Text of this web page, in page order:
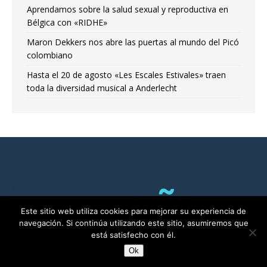
Aprendamos sobre la salud sexual y reproductiva en
Bélgica con «RIDHE»
Maron Dekkers nos abre las puertas al mundo del Picó
colombiano
Hasta el 20 de agosto «Les Escales Estivales» traen
toda la diversidad musical a Anderlecht
RADIO ALMA©2011-2025 | Bruselas con Ñ por ALMA asbl
Este sitio web utiliza cookies para mejorar su experiencia de
navegación. Si continúa utilizando este sitio, asumiremos que
está satisfecho con él.
Ok